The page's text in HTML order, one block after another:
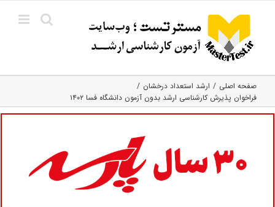
content
صفحه اصلی
ارشد استعداد درخشان
فراخوان پذیرش کارشناسی ارشد بدون آزمون دانشگاه فسا ۱۴۰۲